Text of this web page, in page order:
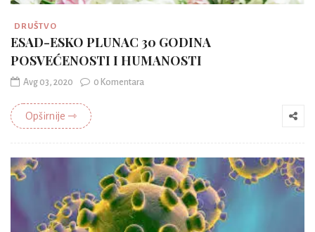
DRUŠTVO
ESAD-ESKO PLUNAC 30 GODINA
POSVEĆENOSTI I HUMANOSTI
Avg 03, 2020 0 Komentara
Opširnije ⇾